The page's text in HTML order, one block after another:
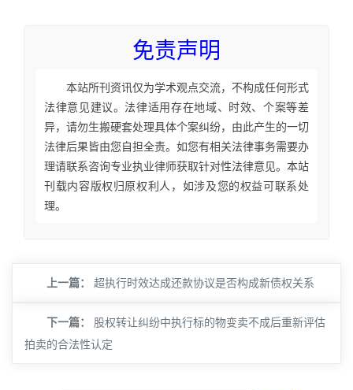
免责声明
本站所刊资讯仅为学术观点交流，不构成任何形式
法律意见建议。法律适用存在地域、时效、个案等差
异，请勿生搬硬套处理具体个案纠纷，由此产生的一切
法律后果皆由您自担全责。如您有相关法律事务需要办
理请联系咨询专业执业律师获取针对性法律意见。本站
刊载内容版权归原权利人，如涉及您的权益可联系处
理。
上一篇： 超执行时效达成还款协议是否构成新债权关系
下一篇：
股权转让纠纷中执行标的物变卖不成后重新评估
拍卖的合法性认定